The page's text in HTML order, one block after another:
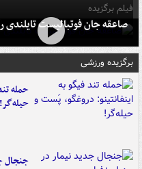
فیلم برگزیده
صاعقه جان فوتبالیست تایلندی
برگزیده ورزشی
حمله
حیله‌گر!
جنجال